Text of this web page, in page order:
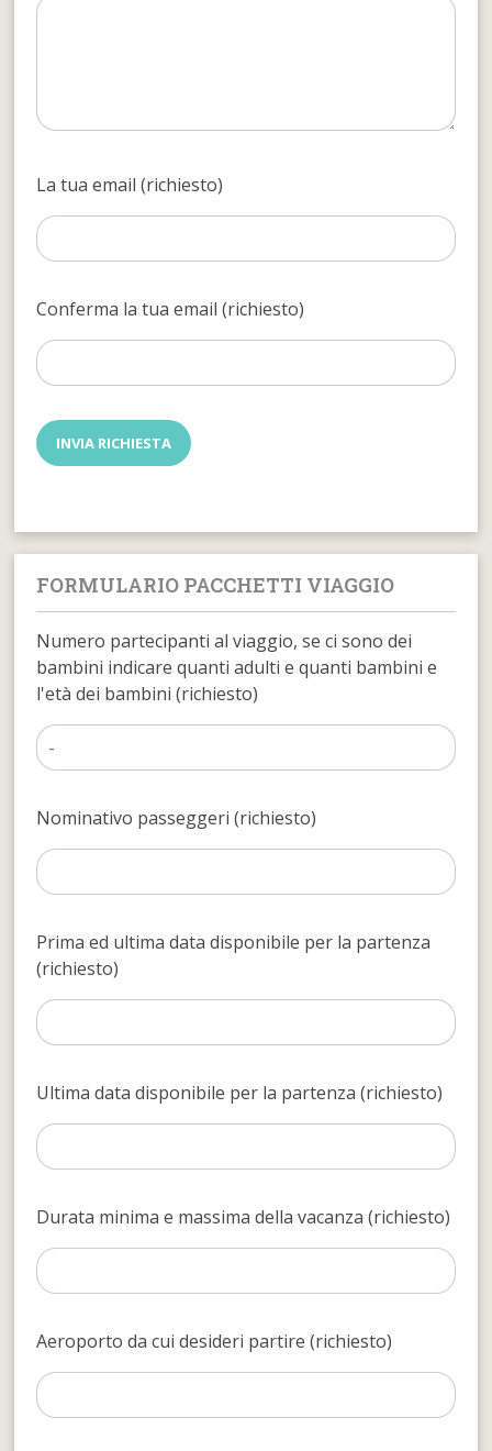
La tua email (richiesto)
Conferma la tua email (richiesto)
FORMULARIO PACCHETTI VIAGGIO
Numero partecipanti al viaggio, se ci sono dei
bambini indicare quanti adulti e quanti bambini e
l'età dei bambini (richiesto)
Nominativo passeggeri (richiesto)
Prima ed ultima data disponibile per la partenza
(richiesto)
Ultima data disponibile per la partenza (richiesto)
Durata minima e massima della vacanza (richiesto)
Aeroporto da cui desideri partire (richiesto)